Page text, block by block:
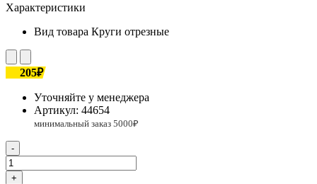
Характеристики
Вид товара Круги отрезные
205₽
Уточняйте у менеджера
Артикул: 44654
-
+